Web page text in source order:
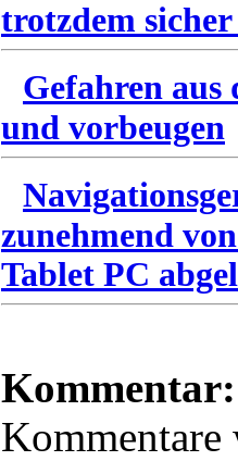
trotzdem
Gefahren
und vorbeugen
zunehmend
Tablet PC
Kommentar: